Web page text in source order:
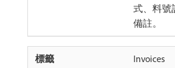
式、料號
備註。
Invoices